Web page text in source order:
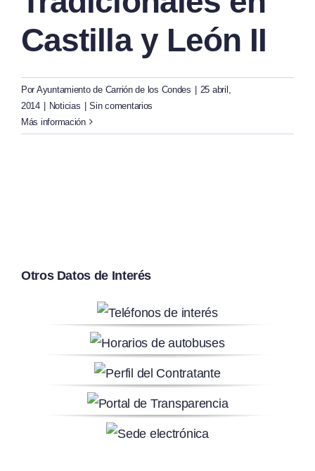
Castilla y León II
Por Ayuntamiento de Carrión de los Condes
25 abril,
2014
Noticias
Sin comentarios
Más información
Otros Datos de Interés